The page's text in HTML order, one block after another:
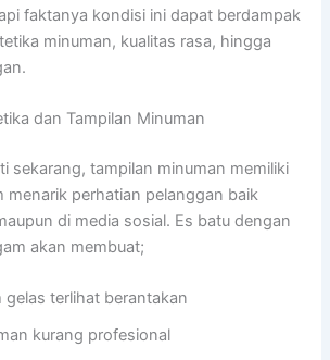
faktanya kondisi ini dapat berdampak
minuman, kualitas rasa, hingga
dan Tampilan Minuman
sekarang, tampilan minuman memiliki
menarik perhatian pelanggan baik
di media sosial. Es batu dengan
akan membuat;
gelas terlihat berantakan
kurang profesional